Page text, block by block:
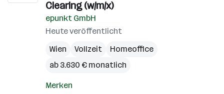
Clearing (w/m/x)
epunkt GmbH
Heute veröffentlicht
Wien
Vollzeit
Homeoffice
ab 3.630 € monatlich
Merken